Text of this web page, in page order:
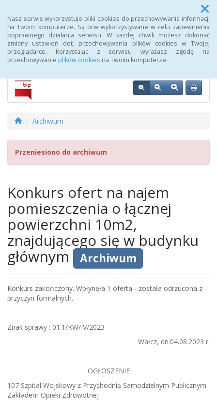
Nasz serwis wykorzystuje pliki cookies do przechowywania informacji
na Twoim komputerze. Są one wykorzystywane w celu zapewnienia
poprawnego działania serwisu. W każdej chwili możesz dokonać
zmiany ustawień dot. przechowywania plików cookies w Twojej
przeglądarce. Korzystając z serwisu wyrażasz zgodę na
przechowywanie plików cookies na Twoim komputerze.
Menu
Biuletyn Informacji Publicznej 107 Szpitala Wojskowego z
Przychodnią SPZOZ w Wałczu
Archiwum
Przeniesiono do archiwum
Konkurs ofert na najem
pomieszczenia o łącznej
powierzchni 10m2,
znajdującego się w budynku
głównym
Archiwum
Konkurs zakończony. Wpłynęła 1 oferta - została odrzucona z
przyczyn formalnych.
Znak sprawy : 01.1/KW/IV/2023
Wałcz, dn.04.08.2023 r.
OGŁOSZENIE
107 Szpital Wojskowy z Przychodnią Samodzielnym Publicznym
Zakładem Opieki Zdrowotnej